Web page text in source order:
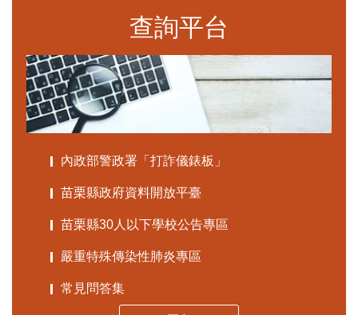
查詢平台
內政部警政署「打詐儀錶板」
苗栗縣政府資料開放平臺
苗栗縣30人以下學校公告專區
嚴重特殊傳染性肺炎專區
常見問答集